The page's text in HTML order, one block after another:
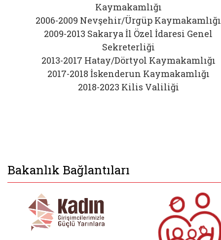
Kaymakamlığı
2006-2009 Nevşehir/Ürgüp Kaymakamlığı
2009-2013 Sakarya İl Özel İdaresi Genel
Sekreterliği
2013-2017 Hatay/Dörtyol Kaymakamlığı
2017-2018 İskenderun Kaymakamlığı
2018-2023 Kilis Valiliği
Bakanlık Bağlantıları